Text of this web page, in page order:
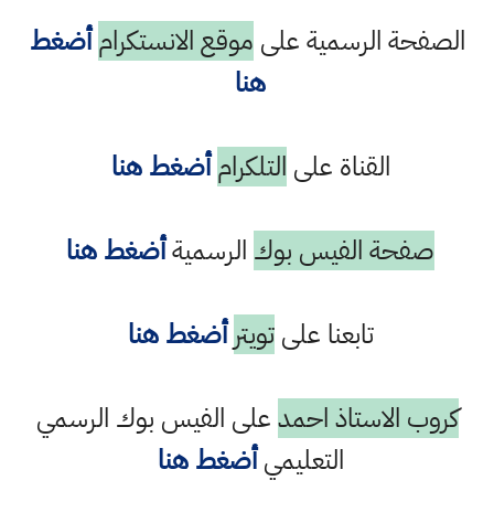
الصفحة الرسمية على موقع الانستكرام أضغط
هنا
القناة على التلكرام أضغط هنا
صفحة الفيس بوك الرسميةأضغط هنا
تابعنا علىتويتر أضغط هنا
كروب الاستاذ احمدعلى الفيس بوك الرسمي
التعليميأضغط هنا